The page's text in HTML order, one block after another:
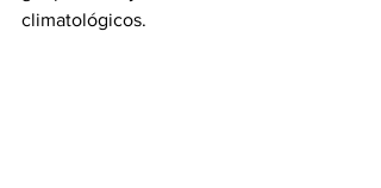
climatológicos.